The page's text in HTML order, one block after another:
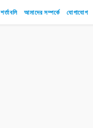
শর্তাবলি আমাদের সম্পর্কে যোগাযোগ